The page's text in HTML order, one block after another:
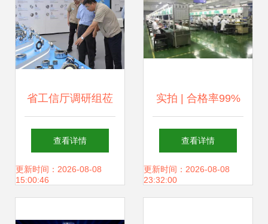
省工信厅调研组莅
临海林中科 共探信
息技术研发新路径
查看详情
更新时间：2026-08-08
15:00:46
实拍 | 合格率99%
以上，探秘合众思
壮深圳工厂的信息
查看详情
更新时间：2026-08-08
23:32:00